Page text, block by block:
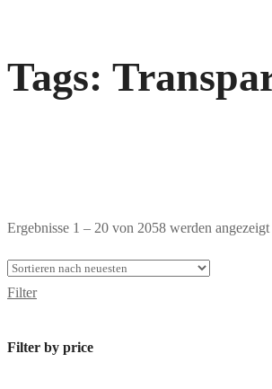
Tags:
Toggle
Sidebar
Ergebnisse 1 – 20 von 2058 werden angezeigt
Filter
Filter by price